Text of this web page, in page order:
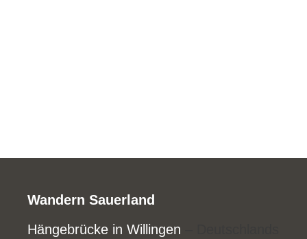
Wandern Sauerland
Hängebrücke in Willingen